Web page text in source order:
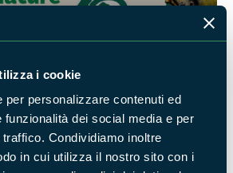
i cookie
per personalizzare contenuti ed
funzionalità dei social media e per
Condividiamo inoltre
in cui utilizza il nostro sito con i
2024, tre appuntamenti